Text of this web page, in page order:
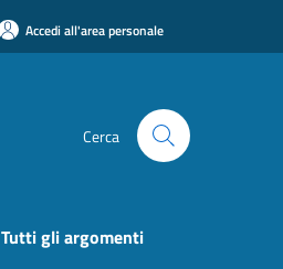
Accedi all'area personale
Cerca
Tutti gli argomenti